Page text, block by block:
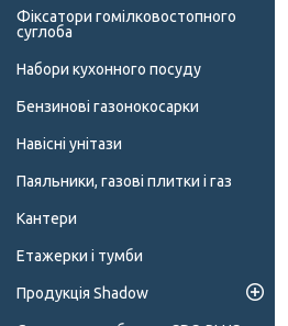
Фіксатори гомілковостопного
суглоба
Набори кухонного посуду
Бензинові газонокосарки
Навісні унітази
Паяльники, газові плитки і газ
Кантери
Етажерки і тумби
Продукція Shadow